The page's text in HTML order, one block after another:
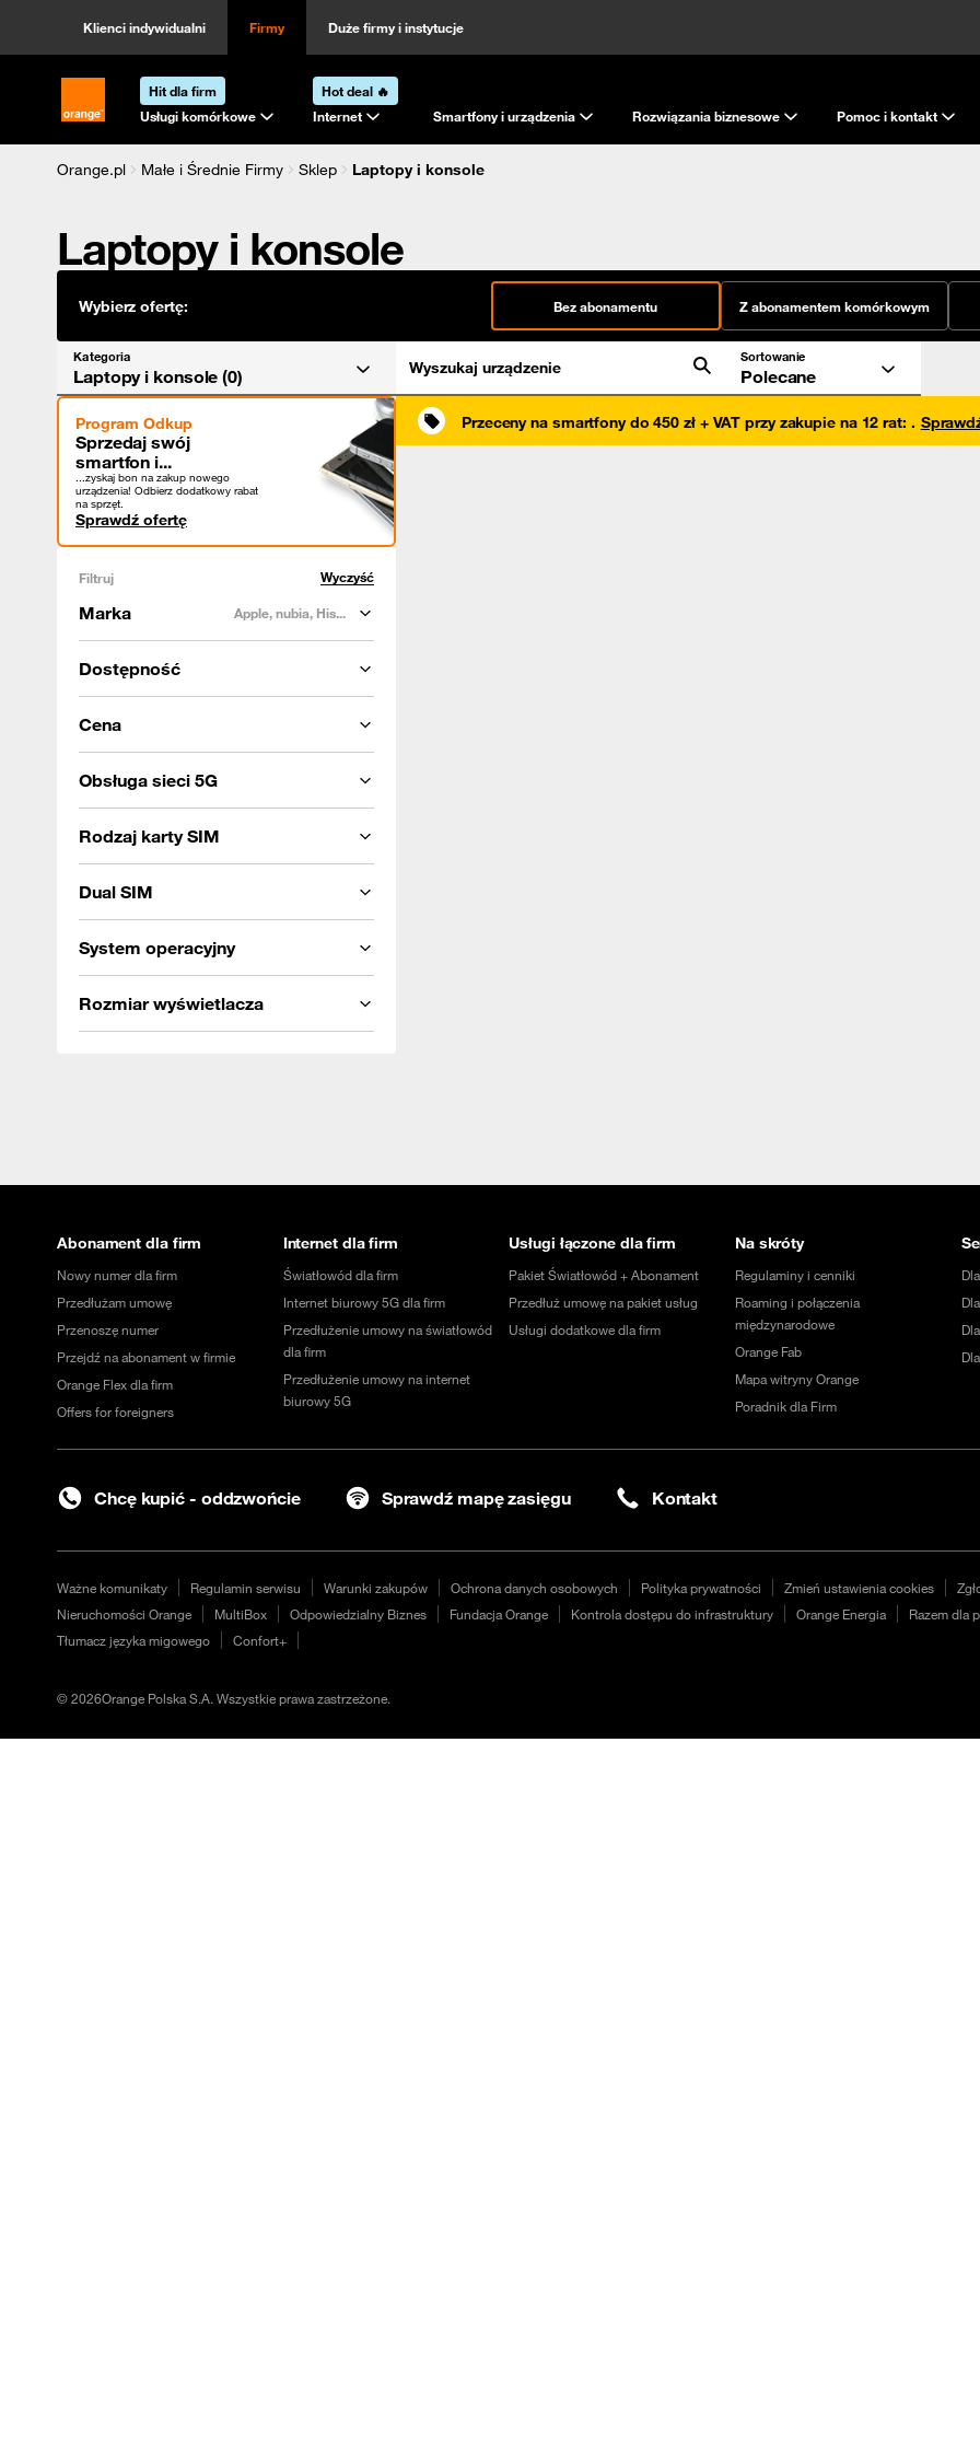
Klienci indywidualni Firmy Duże firmy i instytucje
Strona główna Orange.pl
Hit dla firm
Usługi komórkowe
Hot deal 🔥
Internet
Smartfony i urządzenia Rozwiązania biznesowe Pomoc i kontakt
Orange.pl Małe i Średnie Firmy Sklep
Laptopy i konsole
Laptopy i konsole
Wybierz ofertę: Bez abonamentu Z abonamentem komórkowym
Kategoria
Laptopy i konsole (0) Wyszukaj urządzenie
Sortowanie
Polecane
Program Odkup
Sprzedaj swój
smartfon i...
...zyskaj bon na zakup nowego
urządzenia! Odbierz dodatkowy rabat
na sprzęt.
Sprawdź ofertę
Filtruj Wyczyść
Marka Apple, nubia, His...
Dostępność
Cena
Obsługa sieci 5G
Rodzaj karty SIM
Dual SIM
System operacyjny
Rozmiar wyświetlacza
Przeceny na smartfony do 450 zł + VAT przy zakupie na 12 rat: .
Abonament dla firm
Nowy numer dla firm
Przedłużam umowę
Przenoszę numer
Przejdź na abonament w firmie
Orange Flex dla firm
Offers for foreigners
Internet dla firm
Światłowód dla firm
Internet biurowy 5G dla firm
Przedłużenie umowy na światłowód
dla firm
Przedłużenie umowy na internet
biurowy 5G
Usługi łączone dla firm
Pakiet Światłowód + Abonament
Przedłuż umowę na pakiet usług
Usługi dodatkowe dla firm
Na skróty
Regulaminy i cenniki
Roaming i połączenia
międzynarodowe
Orange Fab
Mapa witryny Orange
Poradnik dla Firm
Chcę kupić - oddzwońcie Sprawdź mapę zasięgu Kontakt
Ważne komunikaty Regulamin serwisu Warunki zakupów Ochrona danych osobowych Polityka prywatności Zmień ustawienia cookies
Nieruchomości Orange
MultiBox Odpowiedzialny Biznes Fundacja Orange Kontrola dostępu do infrastruktury Orange Energia Razem dla
Tłumacz języka migowego
Confort+
©2026Orange Polska S.A. Wszystkie prawa zastrzeżone.